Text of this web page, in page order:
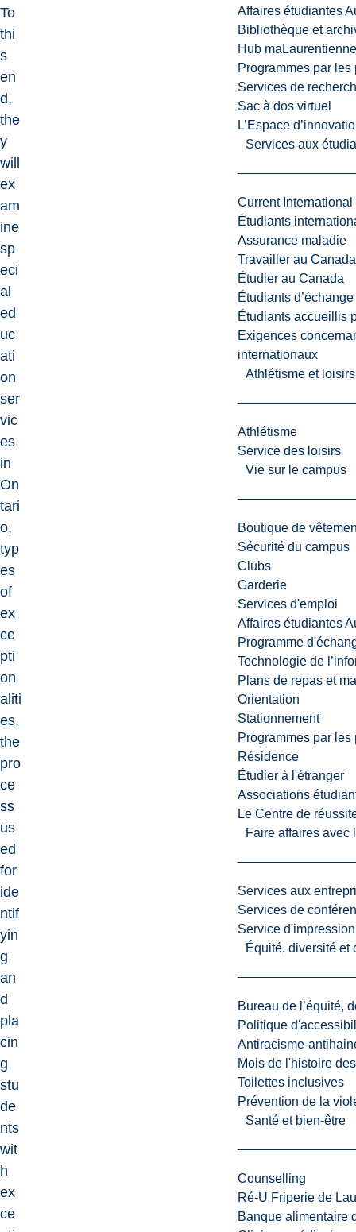
Affaires étudiantes
Bibliothèque et
Hub maLaurentienne
Programmes par les
Services de
Sac à dos virtuel
L’Espace
Services aux
Current International
Étudiants
Assurance maladie
Travailler au Canada
Étudier au Canada
Étudiants
Étudiants accueillis
Exigences
internationaux
Athlétisme et
Athlétisme
Service des loisirs
Vie sur le campus
Boutique de
Sécurité du campus
Clubs
Garderie
Services d'emploi
Affaires étudiantes
Programme
Technologie de
Plans de repas et
Orientation
Stationnement
Programmes par les
Résidence
Étudier à l'étranger
Associations
Le Centre de
Faire affaires avec
Services aux
Services de
Service d'impression
Équité, diversité et
Bureau de l’équité,
Politique
Antiracisme-
Mois de l'histoire
Toilettes inclusives
Prévention de la
Santé et bien-être
Counselling
Ré-U Friperie de
Banque alimentaire
To
thi
s
en
d,
the
y
will
ex
am
ine
sp
eci
al
ed
uc
ati
on
ser
vic
es
in
On
tari
o,
typ
es
of
ex
ce
pti
on
aliti
es,
the
pro
ce
ss
us
ed
for
ide
ntif
yin
g
an
d
pla
cin
g
stu
de
nts
wit
h
ex
ce